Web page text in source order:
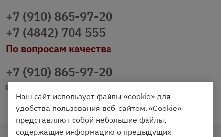
+7 (910) 865-97-20
+7 (4842) 704 555
По вопросам качества
+7 (910) 865-97-20
prazdnichniy40@palmi.ru
Наш сайт использует файлы «cookie» для
удобства пользования веб-сайтом. «Cookie»
представляют собой небольшие файлы,
содержащие информацию о предыдущих